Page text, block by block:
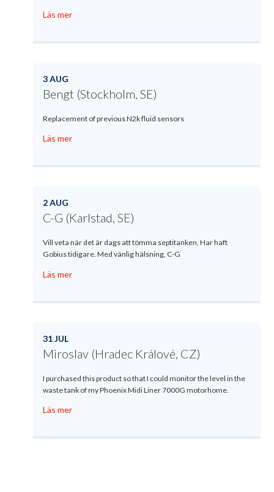
Läs mer
3 AUG
Bengt (Stockholm, SE)
Replacement of previous N2k fluid sensors
Läs mer
2 AUG
C-G (Karlstad, SE)
Vill veta när det är dags att tömma septitanken, Har haft
Gobius tidigare. Med vänlig hälsning, C-G
Läs mer
31 JUL
Miroslav (Hradec Králové, CZ)
I purchased this product so that I could monitor the level in the
waste tank of my Phoenix Midi Liner 7000G motorhome.
Läs mer